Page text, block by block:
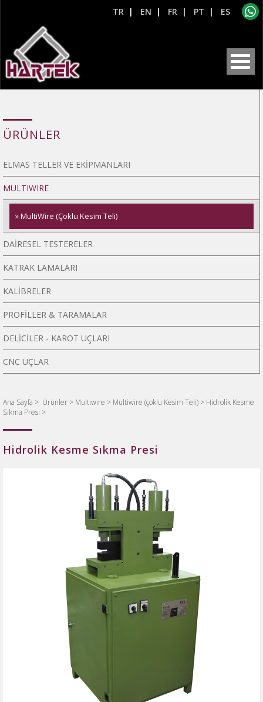
TR| EN | FR| PT | ES
ÜRÜNLER
ELMAS TELLER VE EKİPMANLARI
MULTIWIRE
» MultiWire (Çoklu Kesim Teli)
DAİRESEL TESTERELER
KATRAK LAMALARI
KALİBRELER
PROFİLLER & TARAMALAR
DELİCİLER - KAROT UÇLARI
CNC UÇLAR
Ana Sayfa > Ürünler > Multıwıre > Multiwire (çoklu Kesim Teli) > Hidrolik Kesme
Sıkma Presi >
Hidrolik Kesme Sıkma Presi